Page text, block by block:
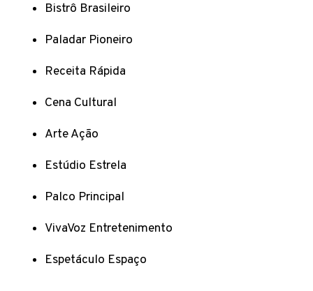
Bistrô Brasileiro
Paladar Pioneiro
Receita Rápida
Cena Cultural
Arte Ação
Estúdio Estrela
Palco Principal
VivaVoz Entretenimento
Espetáculo Espaço